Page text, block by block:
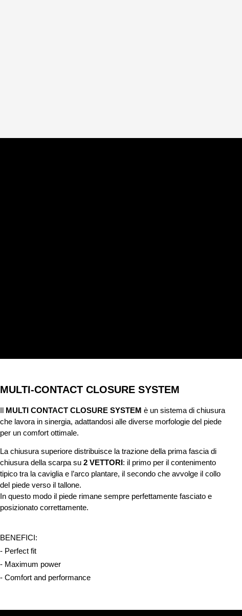
MULTI-CONTACT CLOSURE SYSTEM
Il MULTI CONTACT CLOSURE SYSTEM è un sistema di chiusura
che lavora in sinergia, adattandosi alle diverse morfologie del piede
per un comfort ottimale.
La chiusura superiore distribuisce la trazione della prima fascia di
chiusura della scarpa su 2 VETTORI: il primo per il contenimento
tipico tra la caviglia e l’arco plantare, il secondo che avvolge il collo
del piede verso il tallone.
In questo modo il piede rimane sempre perfettamente fasciato e
posizionato correttamente.
BENEFICI:
- Perfect fit
- Maximum power
- Comfort and performance